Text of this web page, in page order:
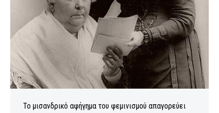
Το μισανδρικό αφήγημα του φεμινισμού απαγορεύει